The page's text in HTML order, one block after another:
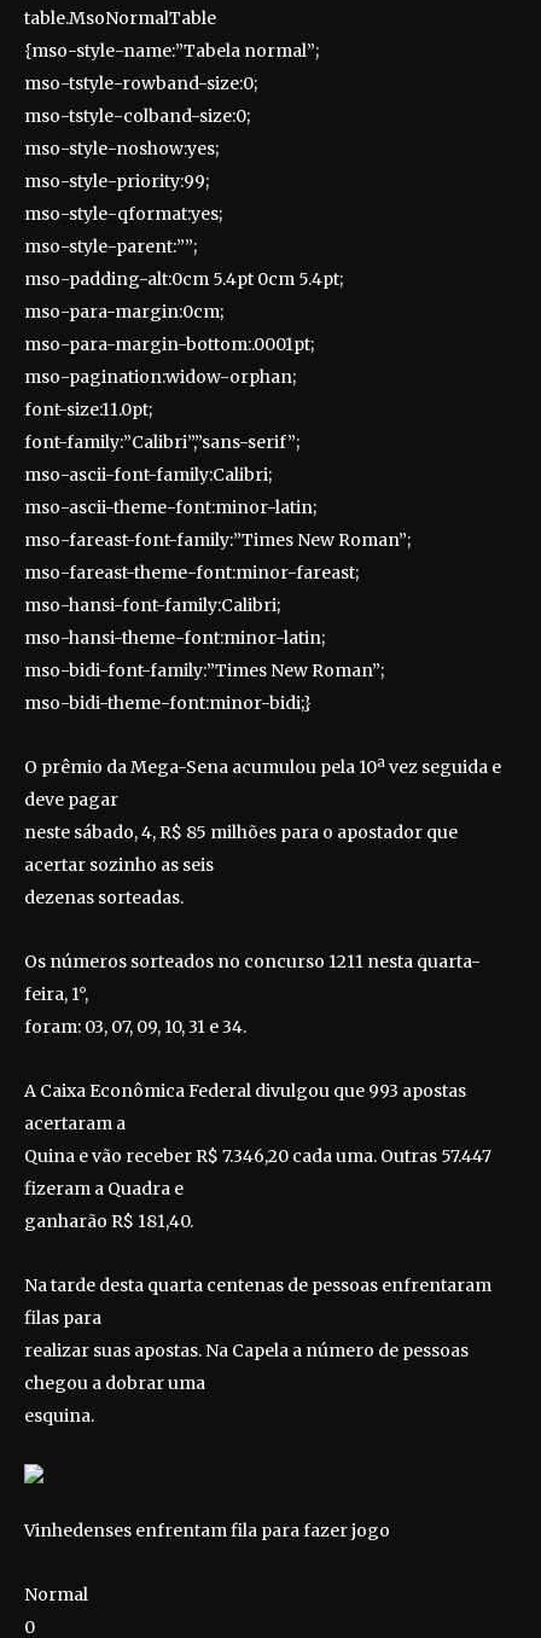
table.MsoNormalTable
{mso-style-name:”Tabela normal”;
mso-tstyle-rowband-size:0;
mso-tstyle-colband-size:0;
mso-style-noshow:yes;
mso-style-priority:99;
mso-style-qformat:yes;
mso-style-parent:””;
mso-padding-alt:0cm 5.4pt 0cm 5.4pt;
mso-para-margin:0cm;
mso-para-margin-bottom:.0001pt;
mso-pagination:widow-orphan;
font-size:11.0pt;
font-family:”Calibri”,”sans-serif”;
mso-ascii-font-family:Calibri;
mso-ascii-theme-font:minor-latin;
mso-fareast-font-family:”Times New Roman”;
mso-fareast-theme-font:minor-fareast;
mso-hansi-font-family:Calibri;
mso-hansi-theme-font:minor-latin;
mso-bidi-font-family:”Times New Roman”;
mso-bidi-theme-font:minor-bidi;}
O prêmio da Mega-Sena acumulou pela 10ª vez seguida e
deve pagar
neste sábado, 4, R$ 85 milhões para o apostador que
acertar sozinho as seis
dezenas sorteadas.
Os números sorteados no concurso 1211 nesta quarta-
feira, 1°,
foram: 03, 07, 09, 10, 31 e 34.
A Caixa Econômica Federal divulgou que 993 apostas
acertaram a
Quina e vão receber R$ 7.346,20 cada uma. Outras 57.447
fizeram a Quadra e
ganharão R$ 181,40.
Na tarde desta quarta centenas de pessoas enfrentaram
filas para
realizar suas apostas. Na Capela a número de pessoas
chegou a dobrar uma
esquina.
Vinhedenses enfrentam fila para fazer jogo
Normal
0